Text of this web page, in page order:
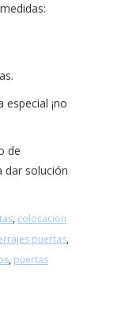
¡no
de
dar solución
, colocacion
puertas,
, puertas